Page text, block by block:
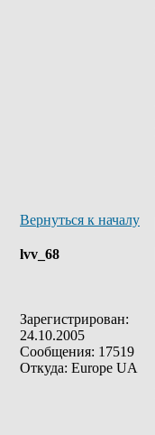
Вернуться к началу
lvv_68
Зарегистрирован:
24.10.2005
Сообщения: 17519
Откуда: Europe UA